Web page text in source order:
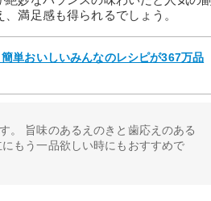
満足感も得られるでしょう。
単おいしいみんなのレシピが367万品
。 旨味のあるえのきと歯応えのある
もう一品欲しい時にもおすすめで